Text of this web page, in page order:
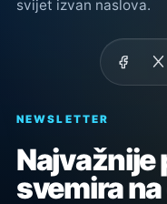
svijet izvan naslova.
NEWSLETTER
Najvažnije
svemira